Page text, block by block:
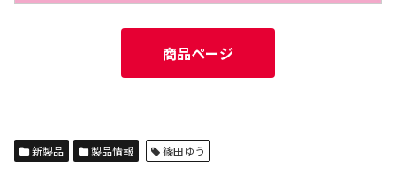
商品ページ
新製品 製品情報 篠田ゆう